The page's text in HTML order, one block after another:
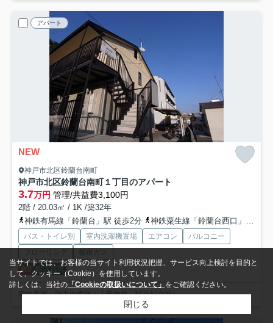
アパート
NEW
神戸市北区鈴蘭台南町
神戸市北区鈴蘭台南町１丁目のアパート
3.7万円 管理/共益費3,100円
2階 / 20.03㎡ / 1K /築32年
神鉄有馬線「鈴蘭台」駅 徒歩2分
神鉄粟生線「鈴蘭台西口」駅 徒歩9分
バス・トイレ別 室内洗濯機置場 エアコン
バルコニー
フローリング
都市ガス
敷0
即入居可
室内美麗・魅力の価格・人気物件・駅近好立地♪
当サイトでは、お客様の当サイト利用状況把握、サービス向上検討を目的と
して、クッキー（Cookie）を使用しています。
詳しくは、当社の 「Cookieの取扱いについて」 をご確認ください。
閉じる